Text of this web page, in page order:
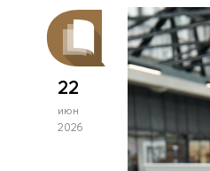
22
июн
2026